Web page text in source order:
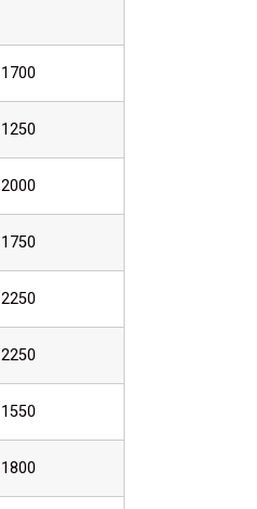
1700
1250
2000
1750
2250
2250
1550
1800